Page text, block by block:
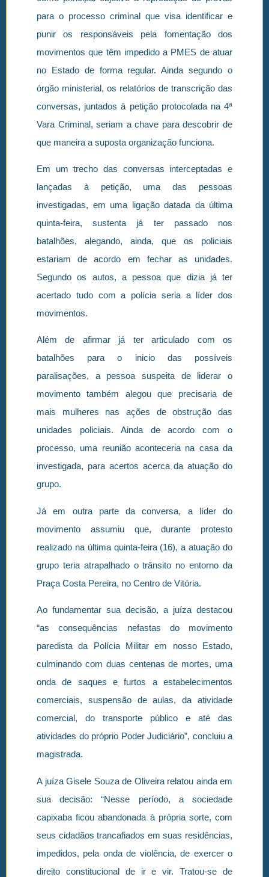
para o processo criminal que visa identificar e
punir os responsáveis pela fomentação dos
movimentos que têm impedido a PMES de atuar
no Estado de forma regular. Ainda segundo o
órgão ministerial, os relatórios de transcrição das
conversas, juntados à petição protocolada na 4ª
Vara Criminal, seriam a chave para descobrir de
que maneira a suposta organização funciona.
Em um trecho das conversas interceptadas e
lançadas à petição, uma das pessoas
investigadas, em uma ligação datada da última
quinta-feira, sustenta já ter passado nos
batalhões, alegando, ainda, que os policiais
estariam de acordo em fechar as unidades.
Segundo os autos, a pessoa que dizia já ter
acertado tudo com a polícia seria a líder dos
movimentos.
Além de afirmar já ter articulado com os
batalhões para o inicio das possíveis
paralisações, a pessoa suspeita de liderar o
movimento também alegou que precisaria de
mais mulheres nas ações de obstrução das
unidades policiais. Ainda de acordo com o
processo, uma reunião aconteceria na casa da
investigada, para acertos acerca da atuação do
grupo.
Já em outra parte da conversa, a líder do
movimento assumiu que, durante protesto
realizado na última quinta-feira (16), a atuação do
grupo teria atrapalhado o trânsito no entorno da
Praça Costa Pereira, no Centro de Vitória.
Ao fundamentar sua decisão, a juíza destacou
“as consequências nefastas do movimento
paredista da Polícia Militar em nosso Estado,
culminando com duas centenas de mortes, uma
onda de saques e furtos a estabelecimentos
comerciais, suspensão de aulas, da atividade
comercial, do transporte público e até das
atividades do próprio Poder Judiciário”, concluiu a
magistrada.
A juíza Gisele Souza de Oliveira relatou ainda em
sua decisão: “Nesse período, a sociedade
capixaba ficou abandonada à própria sorte, com
seus cidadãos trancafiados em suas residências,
impedidos, pela onda de violência, de exercer o
direito constitucional de ir e vir. Tratou-se de